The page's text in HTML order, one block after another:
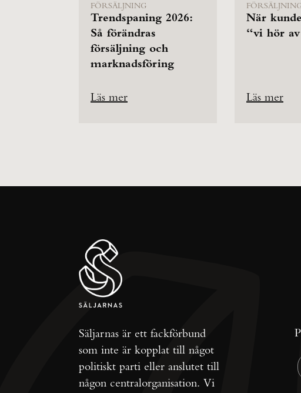
FÖRSÄLJNING
Trendspaning 2026:
Så förändras
försäljning och
marknadsföring
Läs mer
När
“vi hör av
Läs mer
Säljarnas är ett fackförbund
som inte är kopplat till något
politiskt parti eller anslutet till
någon centralorganisation. Vi